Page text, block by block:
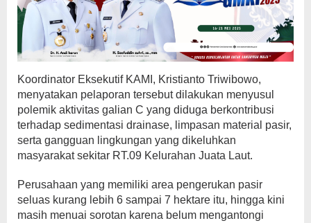
Koordinator Eksekutif KAMI, Kristianto Triwibowo,
menyatakan pelaporan tersebut dilakukan menyusul
polemik aktivitas galian C yang diduga berkontribusi
terhadap sedimentasi drainase, limpasan material pasir,
serta gangguan lingkungan yang dikeluhkan
masyarakat sekitar RT.09 Kelurahan Juata Laut.
Perusahaan yang memiliki area pengerukan pasir
seluas kurang lebih 6 sampai 7 hektare itu, hingga kini
masih menuai sorotan karena belum mengantongi